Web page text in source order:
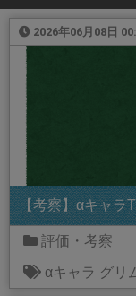
2026年06月08日
【考察】αキャラ
評価・考察
αキャラ グリ